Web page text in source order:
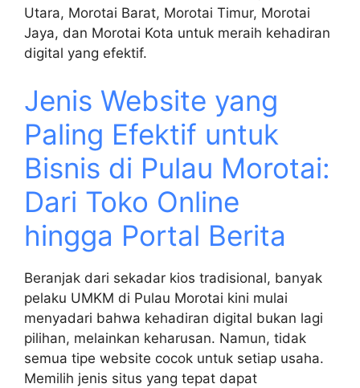
Utara, Morotai Barat, Morotai Timur, Morotai
Jaya, dan Morotai Kota untuk meraih kehadiran
digital yang efektif.
Jenis Website yang
Paling Efektif untuk
Bisnis di Pulau Morotai:
Dari Toko Online
hingga Portal Berita
Beranjak dari sekadar kios tradisional, banyak
pelaku UMKM di Pulau Morotai kini mulai
menyadari bahwa kehadiran digital bukan lagi
pilihan, melainkan keharusan. Namun, tidak
semua tipe website cocok untuk setiap usaha.
Memilih jenis situs yang tepat dapat